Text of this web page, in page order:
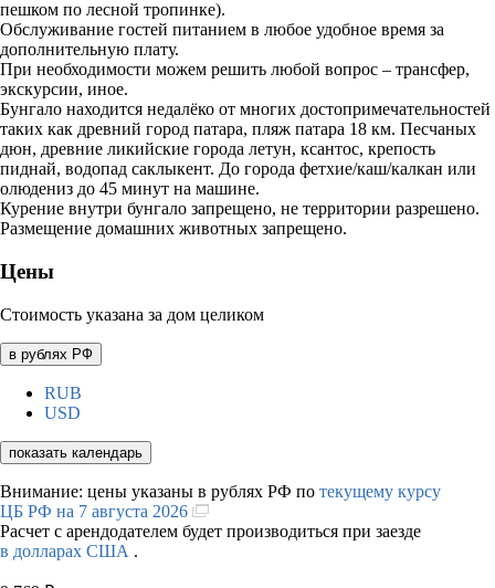
пешком по лесной тропинке).
Обслуживание гостей питанием в любое удобное время за
дополнительную плату.
При необходимости можем решить любой вопрос – трансфер,
экскурсии, иное.
Бунгало находится недалёко от многих достопримечательностей
таких как древний город патара, пляж патара 18 км. Песчаных
дюн, древние ликийские города летун, ксантос, крепость
пиднай, водопад саклыкент. До города фетхие/каш/калкан или
олюдениз до 45 минут на машине.
Курение внутри бунгало запрещено, не территории разрешено.
Размещение домашних животных запрещено.
Цены
Стоимость указана за дом целиком
в рублях РФ
RUB
USD
показать календарь
Внимание: цены указаны в рублях РФ по текущему курсу
ЦБ РФ на 7 августа 2026
Расчет с арендодателем будет производиться при заезде
в долларах США .